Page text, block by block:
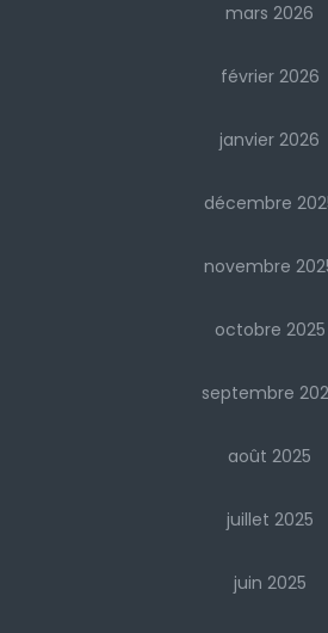
mars 2026
février 2026
janvier 2026
décembre
novembre
octobre 2025
septembre
août 2025
juillet 2025
juin 2025